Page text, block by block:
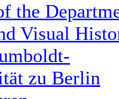
the
Visual
zu Berlin